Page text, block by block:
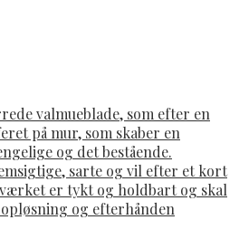
valmueblade, som efter en
på mur, som skaber en
og det bestående.
sarte og vil efter et kort
er tykt og holdbart og skal
og efterhånden